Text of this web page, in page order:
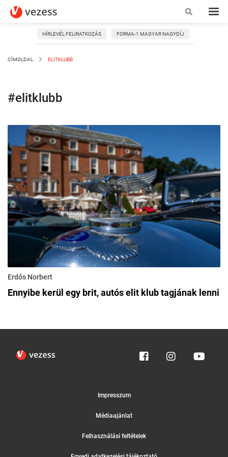
HÍRLEVÉL FELIRATKOZÁS FORMA-1 MAGYAR NAGYDÍJ
CÍMOLDAL ELITKLUBB
#elitklubb
Erdős Norbert
Ennyibe kerül egy brit, autós elit klub tagjának lenni
Impresszum
Médiaajánlat
Felhasználási feltételek